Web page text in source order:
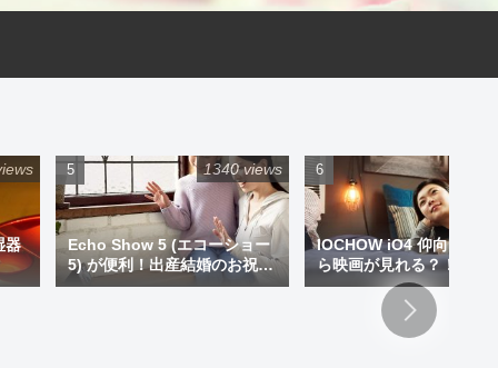
器
Echo Show 5 (エコーショー
5) が便利！出産結婚のお祝い
にプレゼントもアリです！
1340 views
IOCHOW iO4 仰向けで寝
ら映画が見れる？！ミニ
ジェクター